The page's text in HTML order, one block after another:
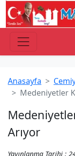
Anasayfa
Medeniyetler
Arıyor
Yayınlanma Tarihi :